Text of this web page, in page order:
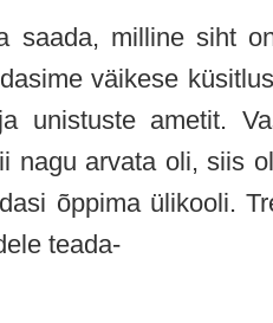
saada, milline siht
väikese
unistuste ametit.
nagu arvata oli, siis
õppima ülikooli.
teada-